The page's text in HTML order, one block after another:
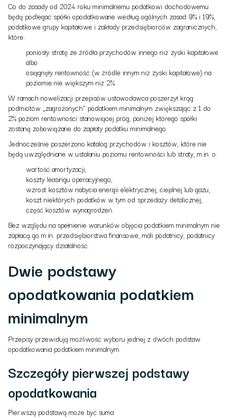
Co do zasady od 2024 roku minimalnemu podatkowi dochodowemu
będą podlegać spółki opodatkowane według ogólnych zasad 9% i 19%,
podatkowe grupy kapitałowe i zakłady przedsiębiorców zagranicznych,
które:
poniosły stratę ze źródła przychodów innego niż zyski kapitałowe
albo
osiągnęły rentowność (w źródle innym niż zyski kapitałowe) na
poziomie nie większym niż 2%
W ramach nowelizacji przepisów ustawodawca poszerzył krąg
podmiotów „zagrożonych” podatkiem minimalnym zwiększając z 1 do
2% poziom rentowności stanowiącej próg, poniżej którego spółki
zostaną zobowiązane do zapłaty podatku minimalnego
Jednocześnie poszerzono katalog przychodów i kosztów, które nie
będą uwzględniane w ustalaniu poziomu rentowności lub straty, m.in. o:
wartość amortyzacji,
koszty leasingu operacyjnego,
wzrost kosztów nabycia energii elektrycznej, cieplnej lub gazu,
koszt niektórych podatków w tym od sprzedaży detalicznej,
część kosztów wynagrodzeń.
Bez względu na spełnienie warunków objęcia podatkiem minimalnym nie
zapłacą go m.in. przedsiębiorstwa finansowe, mali podatnicy, podatnicy
rozpoczynający działalność.
Dwie podstawy
opodatkowania podatkiem
minimalnym
Przepisy przewidują możliwość wyboru jednej z dwóch podstaw
opodatkowania podatkiem minimalnym.
Szczegóły pierwszej podstawy
opodatkowania
Pierwszą podstawą może być suma: